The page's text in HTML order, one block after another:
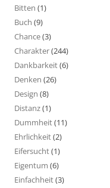
Bitten (1)
Buch (9)
Chance(3)
Charakter(244)
Dankbarkeit(6)
Denken (26)
Design (8)
Distanz(1)
Dummheit(11)
Ehrlichkeit(2)
Eifersucht(1)
Eigentum (6)
Einfachheit(3)